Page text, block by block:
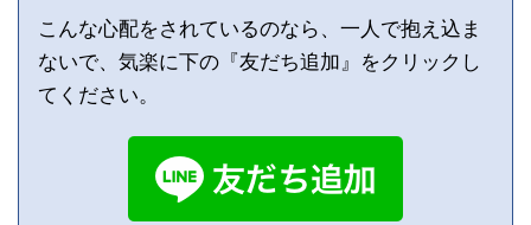
こんな心配をされているのなら、一人で抱え込ま
ないで、気楽に下の『友だち追加』をクリックし
てください。